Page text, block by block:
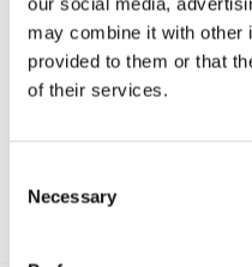
may combine it with other
provided to them or that
of their services.
Selection
Necessary